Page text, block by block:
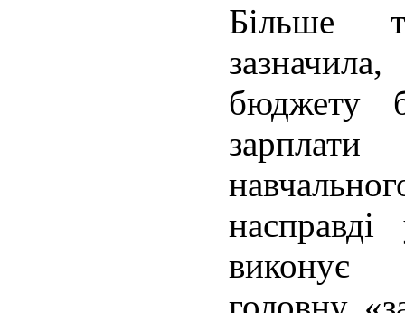
Більше
бюджету